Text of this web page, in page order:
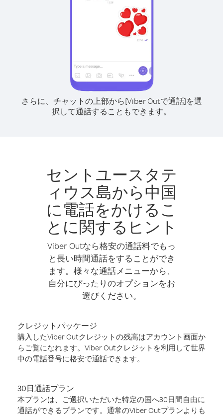
さらに、チャットの上部から[Viber Outで通話]を選
択して通話することもできます。
セントユースタテ
ィウス島から中国
に電話をかけるこ
とに関するヒント
Viber Outなら格安の通話料でもっ
と長い時間通話をすることができ
ます。様々な通話メニューから、
自分にぴったりのオプションをお
選びください。
クレジットパッケージ
購入したViber Outクレジットの残高はアカウント画面か
らご覧になれます。Viber Outクレジットを利用して世界
中の電話番号に格安で通話できます。
30日通話プラン
本プランは、ご選択いただいた特定の国へ30日間自由に
通話ができるプランです。通常のViber Outプランよりも